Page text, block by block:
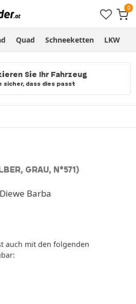
Quad Schneeketten LKW
Sie Ihr Fahrzeug
sicher, dass dies passt
GRAU, N°571)
auch mit den folgenden